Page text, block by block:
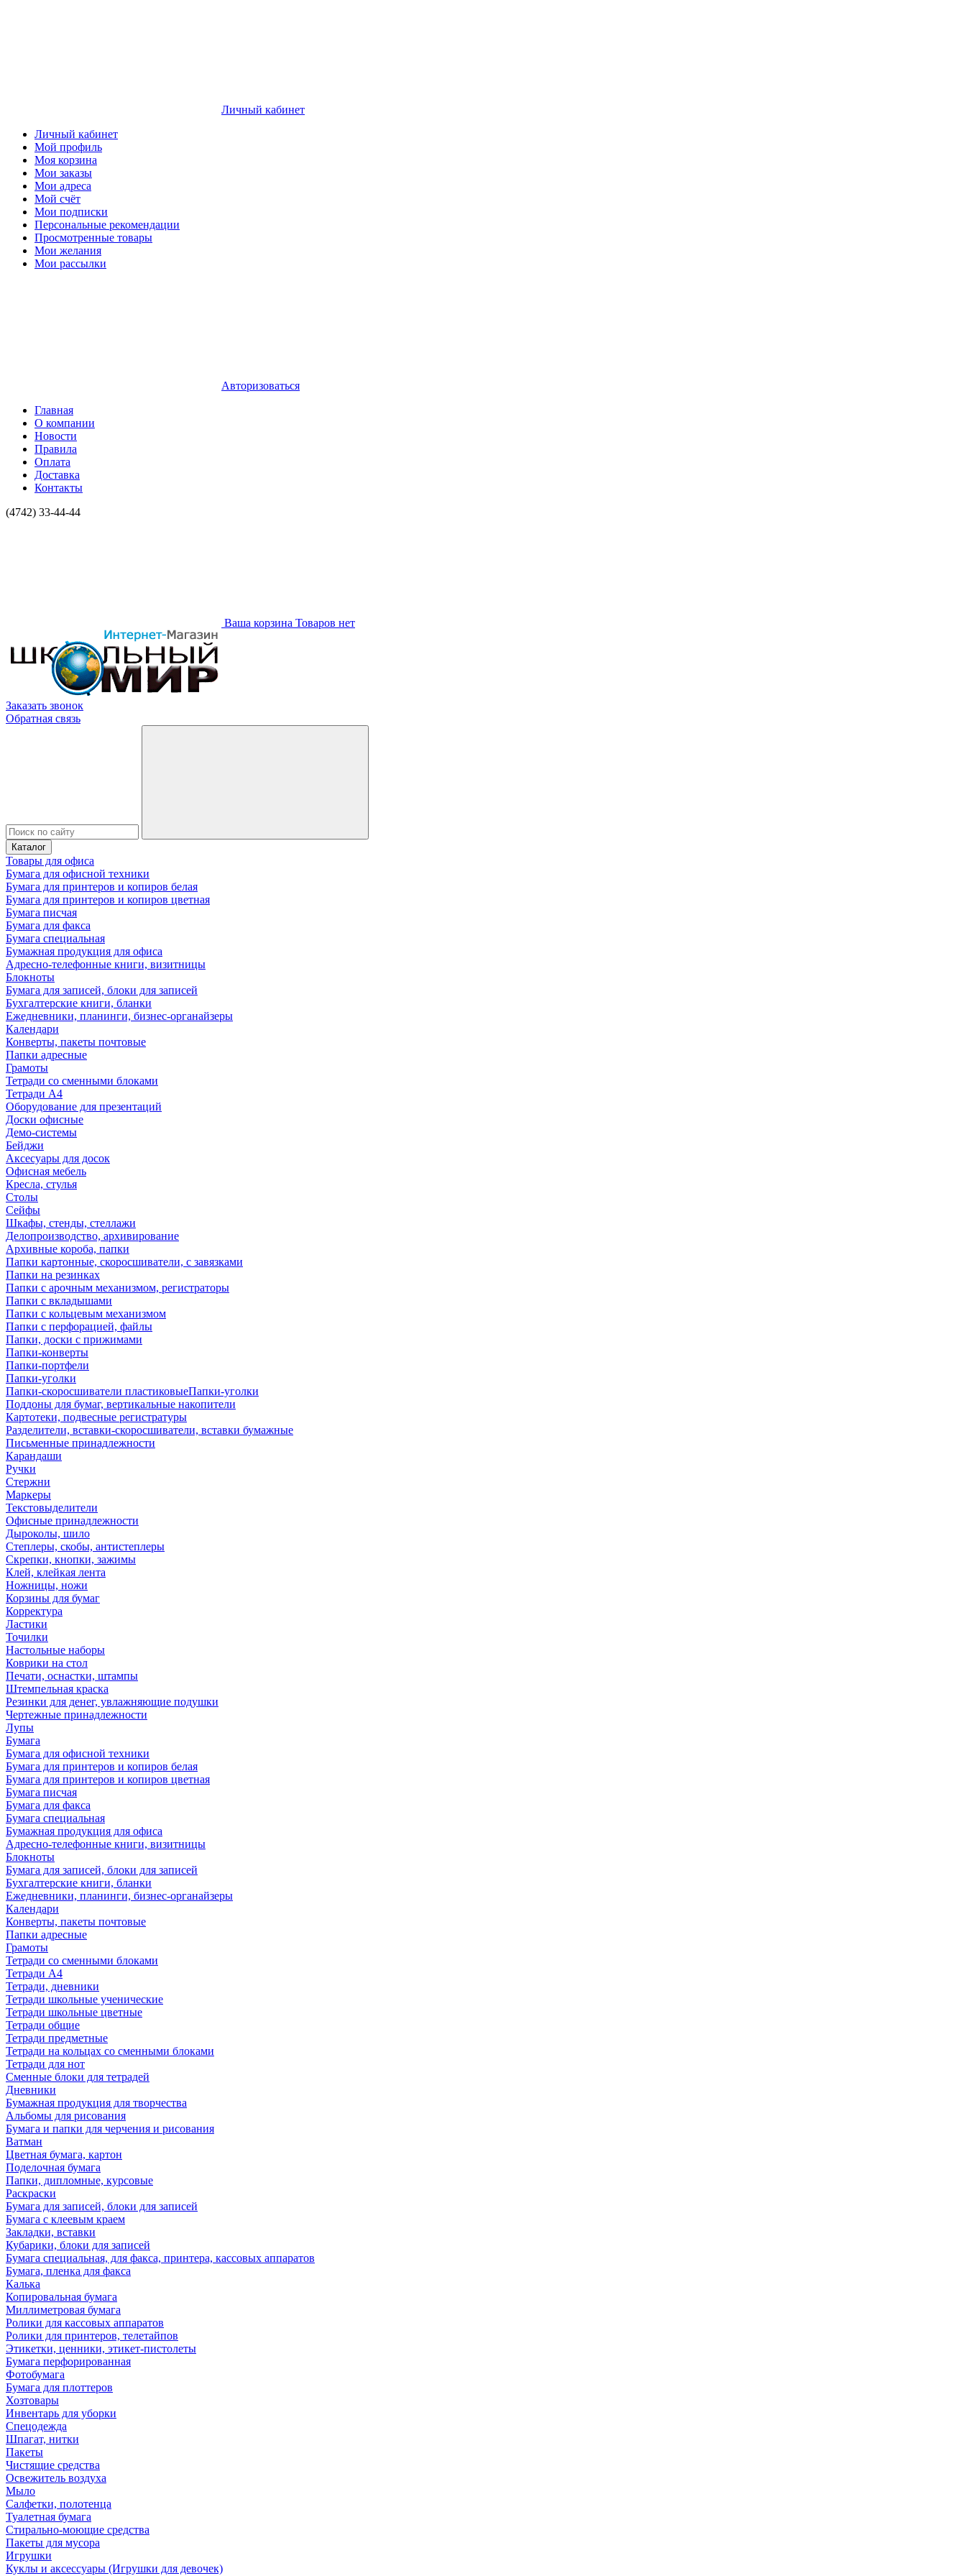
Личный кабинет
Личный кабинет
Мой профиль
Моя корзина
Мои заказы
Мои адреса
Мой счёт
Мои подписки
Персональные рекомендации
Просмотренные товары
Мои желания
Мои рассылки
Авторизоваться
Главная
О компании
Новости
Правила
Оплата
Доставка
Контакты
(4742) 33-44-44
Ваша корзина Товаров нет
Заказать звонок
Обратная связь
Каталог
Товары для офиса
Бумага для офисной техники
Бумага для принтеров и копиров белая
Бумага для принтеров и копиров цветная
Бумага писчая
Бумага для факса
Бумага специальная
Бумажная продукция для офиса
Адресно-телефонные книги, визитницы
Блокноты
Бумага для записей, блоки для записей
Бухгалтерские книги, бланки
Ежедневники, планинги, бизнес-органайзеры
Календари
Конверты, пакеты почтовые
Папки адресные
Грамоты
Тетради со сменными блоками
Тетради А4
Оборудование для презентаций
Доски офисные
Демо-системы
Бейджи
Аксесуары для досок
Офисная мебель
Кресла, стулья
Столы
Сейфы
Шкафы, стенды, стеллажи
Делопроизводство, архивирование
Архивные короба, папки
Папки картонные, скоросшиватели, с завязками
Папки на резинках
Папки с арочным механизмом, регистраторы
Папки с вкладышами
Папки с кольцевым механизмом
Папки с перфорацией, файлы
Папки, доски с прижимами
Папки-конверты
Папки-портфели
Папки-уголки
Папки-скоросшиватели пластиковыеПапки-уголки
Поддоны для бумаг, вертикальные накопители
Картотеки, подвесные регистратуры
Разделители, вставки-скоросшиватели, вставки бумажные
Письменные принадлежности
Карандаши
Ручки
Стержни
Маркеры
Текстовыделители
Офисные принадлежности
Дыроколы, шило
Степлеры, скобы, антистеплеры
Скрепки, кнопки, зажимы
Клей, клейкая лента
Ножницы, ножи
Корзины для бумаг
Корректура
Ластики
Точилки
Настольные наборы
Коврики на стол
Печати, оснастки, штампы
Штемпельная краска
Резинки для денег, увлажняющие подушки
Чертежные принадлежности
Лупы
Бумага
Бумага для офисной техники
Бумага для принтеров и копиров белая
Бумага для принтеров и копиров цветная
Бумага писчая
Бумага для факса
Бумага специальная
Бумажная продукция для офиса
Адресно-телефонные книги, визитницы
Блокноты
Бумага для записей, блоки для записей
Бухгалтерские книги, бланки
Ежедневники, планинги, бизнес-органайзеры
Календари
Конверты, пакеты почтовые
Папки адресные
Грамоты
Тетради со сменными блоками
Тетради А4
Тетради, дневники
Тетради школьные ученические
Тетради школьные цветные
Тетради общие
Тетради предметные
Тетради на кольцах со сменными блоками
Тетради для нот
Сменные блоки для тетрадей
Дневники
Бумажная продукция для творчества
Альбомы для рисования
Бумага и папки для черчения и рисования
Ватман
Цветная бумага, картон
Поделочная бумага
Папки, дипломные, курсовые
Раскраски
Бумага для записей, блоки для записей
Бумага с клеевым краем
Закладки, вставки
Кубарики, блоки для записей
Бумага специальная, для факса, принтера, кассовых аппаратов
Бумага, пленка для факса
Калька
Копировальная бумага
Миллиметровая бумага
Ролики для кассовых аппаратов
Ролики для принтеров, телетайпов
Этикетки, ценники, этикет-пистолеты
Бумага перфорированная
Фотобумага
Бумага для плоттеров
Хозтовары
Инвентарь для уборки
Спецодежда
Шпагат, нитки
Пакеты
Чистящие средства
Освежитель воздуха
Мыло
Салфетки, полотенца
Туалетная бумага
Стирально-моющие средства
Пакеты для мусора
Игрушки
Куклы и аксессуары (Игрушки для девочек)